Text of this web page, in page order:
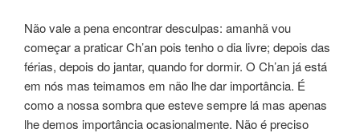
Não vale a pena encontrar desculpas: amanhã vou
começar a praticar Ch’an pois tenho o dia livre; depois das
férias, depois do jantar, quando for dormir. O Ch’an já está
em nós mas teimamos em não lhe dar importância. É
como a nossa sombra que esteve sempre lá mas apenas
lhe demos importância ocasionalmente. Não é preciso